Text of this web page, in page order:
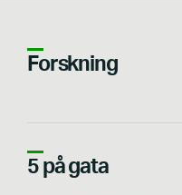
Forskning
5 på gata